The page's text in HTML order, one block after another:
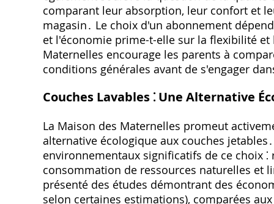
comparant leur absorption, leur confort et
magasin․ Le choix d'un abonnement
et l'économie prime-t-elle sur la flexibilité
Maternelles encourage les parents à
conditions générales avant de s'engager
Couches Lavables ⁚ Une Alternative
La Maison des Maternelles promeut
alternative écologique aux couches
environnementaux significatifs de ce choix
consommation de ressources naturelles et
présenté des études démontrant des
selon certaines estimations), comparées